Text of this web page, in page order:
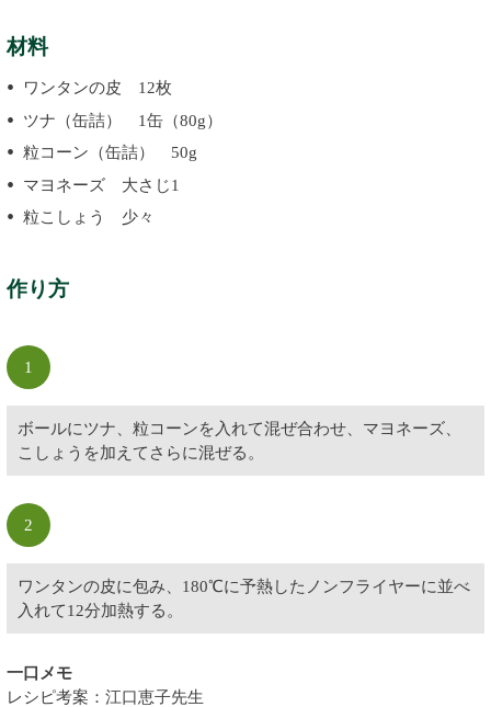
材料
ワンタンの皮 12枚
ツナ（缶詰） 1缶（80g）
粒コーン（缶詰） 50g
マヨネーズ 大さじ1
粒こしょう 少々
作り方
1
ボールにツナ、粒コーンを入れて混ぜ合わせ、マヨネーズ、
こしょうを加えてさらに混ぜる。
2
ワンタンの皮に包み、180℃に予熱したノンフライヤーに並べ
入れて12分加熱する。
一口メモ
レシピ考案：江口恵子先生